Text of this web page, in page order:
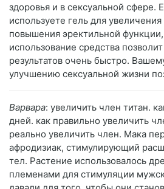
здоровья и в сексуальной сфере.
используете гель для
повышения эректильной
использование средства
результатов очень быстро.
улучшению сексуальной жизни
Варвара: увеличить член титан.
дней. как правильно увеличить
реально увеличить член. Мака
афродизиак, стимулирующий
тел. Растение использовалось
племенами для стимуляции